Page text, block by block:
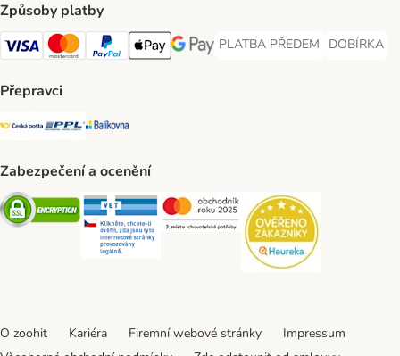
Způsoby platby
Visa Payment Method
Mastercard Payment Method
PayPal Payment Method
Apple pay Payment Method
GooglePay Payment Method
PLATBA PŘEDEM
PLATBA PŘEDEM Payment
DOBÍRKA
DOBÍRKA
Přepravci
Česká pošta Shipping Method
PPL Shipping Method
Balíkovna Shipping Method
Zabezpečení a ocenění
Security Security Security
O zoohit Kariéra Firemní webové stránky
Impressum